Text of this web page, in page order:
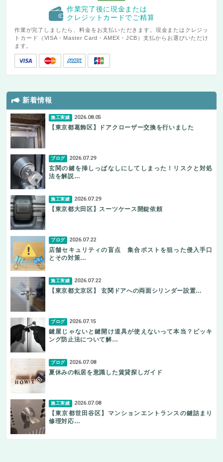
作業完了後に現金または
クレジットカードでご精算
作業が完了しましたら、料金をお支払いただきます。現金またはクレジッ
トカード（VISA・Master Card・AMEX・JCB）支払からお選びいただけ
ます。
新着情報
施工実績 2026.08.05
【東京都葛飾区】ドアクローザー交換を行いました
ブログ 2026.07.29
玄関の鍵を挿しっぱなしにしてしまった！リスクと対処
法を解説…
施工実績 2026.07.29
【東京都大田区】スーツケース開錠依頼
ブログ 2026.07.22
店舗セキュリティの盲点 集合ポストを狙った侵入手口
とその対策…
施工実績 2026.07.22
【東京都文京区】 玄関ドアへの両面シリンダー設置…
ブログ 2026.07.15
鍵屋じゃないと鍵開け道具が使えないって本当？ピッキ
ング防止法について解…
ブログ 2026.07.08
夏休みの転居を意識した賃貸探しガイド
施工実績 2026.07.08
【東京都世田谷区】マンションエントランスの鍵詰まり
修理対応…